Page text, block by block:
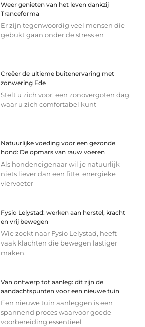
Weer genieten van het leven dankzij
Tranceforma
Er zijn tegenwoordig veel mensen die
gebukt gaan onder de stress en
Creëer de ultieme buitenervaring met
zonwering Ede
Stelt u zich voor: een zonovergoten dag,
waar u zich comfortabel kunt
Natuurlijke voeding voor een gezonde
hond: De opmars van rauw voeren
Als hondeneigenaar wil je natuurlijk
niets liever dan een fitte, energieke
viervoeter
Fysio Lelystad: werken aan herstel, kracht
en vrij bewegen
Wie zoekt naar Fysio Lelystad, heeft
vaak klachten die bewegen lastiger
maken.
Van ontwerp tot aanleg: dit zijn de
aandachtspunten voor een nieuwe tuin
Een nieuwe tuin aanleggen is een
spannend proces waarvoor goede
voorbereiding essentieel